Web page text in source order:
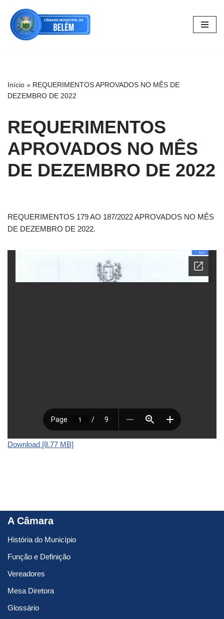
Pular
para
Início » REQUERIMENTOS APROVADOS NO MÊS DE
DEZEMBRO DE 2022
REQUERIMENTOS
APROVADOS NO MÊS
DE DEZEMBRO DE 2022
REQUERIMENTOS 179 AO 187/2022 APROVADOS NO MÊS
DE DEZEMBRO DE 2022.
Download [8.77 MB]
A Câmara
História do Município
Função e Definição
Vereadores
Mesa Diretora
Glossário